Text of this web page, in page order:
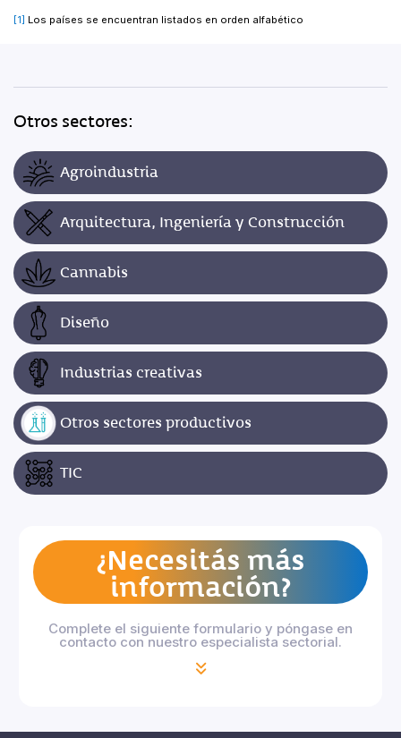
[1] Los países se encuentran listados en orden alfabético
Otros sectores:
Agroindustria
Arquitectura, Ingeniería y Construcción
Cannabis
Diseño
Industrias creativas
Otros sectores productivos
TIC
¿Necesitás más
información?
Complete el siguiente formulario y póngase en
contacto con nuestro especialista sectorial.